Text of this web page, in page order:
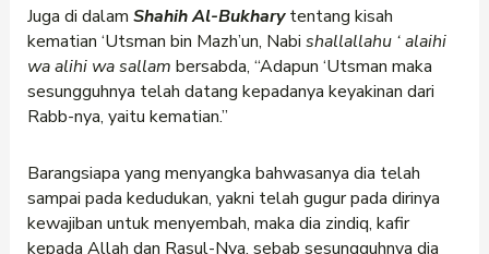
Juga di dalam Shahih Al-Bukharytentang kisah
kematian ‘Utsman bin Mazh’un, Nabi shallallahu ‘alaihi
wa alihi wa sallam bersabda, “Adapun ‘Utsman maka
sesungguhnya telah datang kepadanya keyakinan dari
Rabb-nya, yaitu kematian.”
Barangsiapa yang menyangka bahwasanya dia telah
sampai pada kedudukan, yakni telah gugur pada dirinya
kewajiban untuk menyembah, maka dia zindiq, kafir
kepada Allah dan Rasul-Nya, sebab sesungguhnya dia